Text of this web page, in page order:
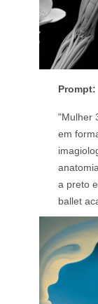
Prompt:
"Mulher
em
a preto
ballet